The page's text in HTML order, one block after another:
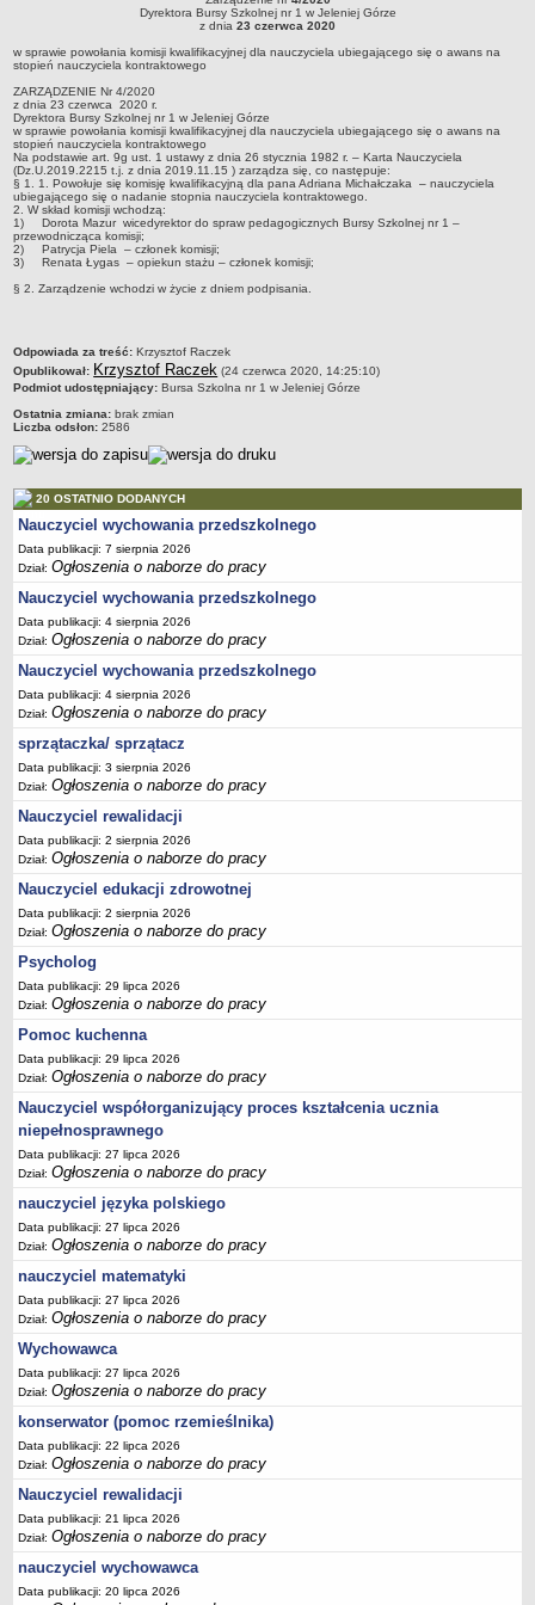
PRACA W PLACÓWKACH OŚWIATWYCH
ZARZĄDZENIA
PRZETARGI
SPRAWOZDANIA FINANSOWE
2018
2019
2020
2021
2022
2023
2025
OGŁOSZENIA
DEKLARACJA DOSTĘPNOŚCI
2021
2025
Zarządzenie nr 4/2020Dyrektora Bursy Szkolnej nr 1 w Jeleniej Górzez dnia 23
czerwca 2020w sprawie powołania komisji kwalifikacyjnej dla nauczyciela
Dyrektora Bursy Szkolnej nr 1 w Jeleniej Górze
z dnia 23 czerwca 2020
w sprawie powołania komisji kwalifikacyjnej dla nauczyciela ubiegającego się o awans na
stopień nauczyciela kontraktowego
ZARZĄDZENIE Nr 4/2020
z dnia 23 czerwca 2020 r.
Dyrektora Bursy Szkolnej nr 1 w Jeleniej Górze
w sprawie powołania komisji kwalifikacyjnej dla nauczyciela ubiegającego się o awans na
stopień nauczyciela kontraktowego
Na podstawie art. 9g ust. 1 ustawy z dnia 26 stycznia 1982 r. – Karta Nauczyciela
(Dz.U.2019.2215 t.j. z dnia 2019.11.15 ) zarządza się, co następuje:
§ 1. 1. Powołuje się komisję kwalifikacyjną dla pana Adriana Michałczaka – nauczyciela
ubiegającego się o nadanie stopnia nauczyciela kontraktowego.
2. W skład komisji wchodzą:
1)
Dorota Mazur wicedyrektor do spraw pedagogicznych Bursy Szkolnej nr 1 –
przewodnicząca komisji;
2)
Patrycja Piela – członek komisji;
3)
Renata Łygas – opiekun stażu – członek komisji;
§ 2. Zarządzenie wchodzi w życie z dniem podpisania.
metryczka
Odpowiada za treść: Krzysztof Raczek
Opublikował: Krzysztof Raczek (24 czerwca 2020, 14:25:10)
Podmiot udostępniający: Bursa Szkolna nr 1 w Jeleniej Górze
Ostatnia zmiana: brak zmian
Liczba odsłon: 2586
20 OSTATNIO DODANYCH
Nauczyciel wychowania przedszkolnego
Data publikacji: 7 sierpnia 2026
Dział:Ogłoszenia o naborze do pracy
Nauczyciel wychowania przedszkolnego
Data publikacji: 4 sierpnia 2026
Dział:Ogłoszenia o naborze do pracy
Nauczyciel wychowania przedszkolnego
Data publikacji: 4 sierpnia 2026
Dział:Ogłoszenia o naborze do pracy
sprzątaczka/ sprzątacz
Data publikacji: 3 sierpnia 2026
Dział:Ogłoszenia o naborze do pracy
Nauczyciel rewalidacji
Data publikacji: 2 sierpnia 2026
Dział:Ogłoszenia o naborze do pracy
Nauczyciel edukacji zdrowotnej
Data publikacji: 2 sierpnia 2026
Dział:Ogłoszenia o naborze do pracy
Psycholog
Data publikacji: 29 lipca 2026
Dział:Ogłoszenia o naborze do pracy
Pomoc kuchenna
Data publikacji: 29 lipca 2026
Dział:Ogłoszenia o naborze do pracy
Nauczyciel współorganizujący proces kształcenia ucznia
niepełnosprawnego
Data publikacji: 27 lipca 2026
Dział:Ogłoszenia o naborze do pracy
nauczyciel języka polskiego
Data publikacji: 27 lipca 2026
Dział:Ogłoszenia o naborze do pracy
nauczyciel matematyki
Data publikacji: 27 lipca 2026
Dział:Ogłoszenia o naborze do pracy
Wychowawca
Data publikacji: 27 lipca 2026
Dział:Ogłoszenia o naborze do pracy
konserwator (pomoc rzemieślnika)
Data publikacji: 22 lipca 2026
Dział:Ogłoszenia o naborze do pracy
Nauczyciel rewalidacji
Data publikacji: 21 lipca 2026
Dział:Ogłoszenia o naborze do pracy
nauczyciel wychowawca
Data publikacji: 20 lipca 2026